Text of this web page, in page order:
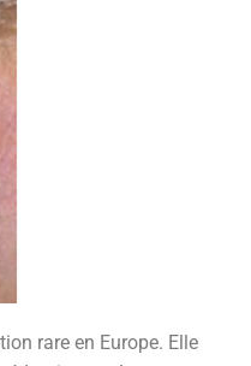
rare en Europe. Elle